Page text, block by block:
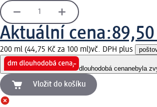
Aktuální cena:
200 ml (44,75 Kč za 100 ml)vč. DPH plus
dlouhodobá cenanebyla
Vložit do košíku